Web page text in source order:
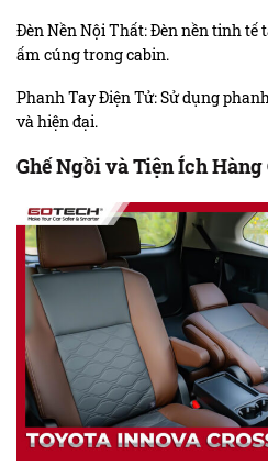
Đèn Nền Nội Thất: Đèn nền tinh
ấm cúng trong cabin.
Phanh Tay Điện Tử: Sử dụng
và hiện đại.
Ghế Ngồi và Tiện Ích